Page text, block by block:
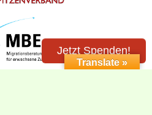
Translate »
Jetzt Spenden!